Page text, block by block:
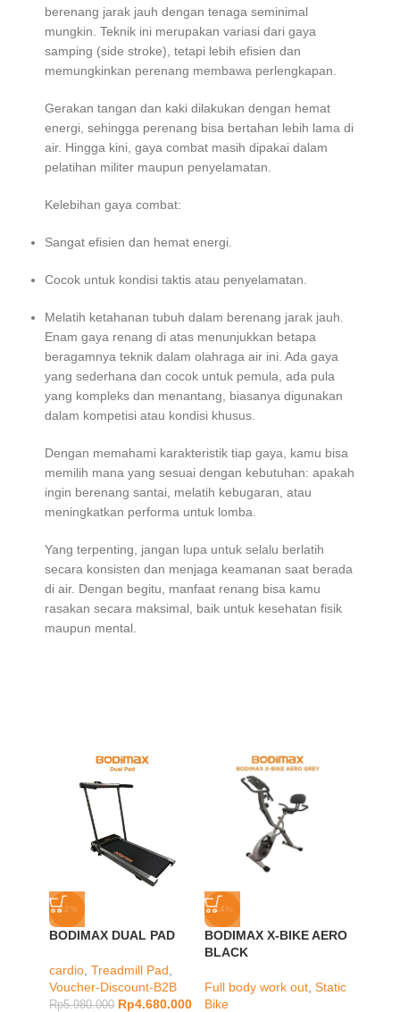
berenang jarak jauh dengan tenaga seminimal
mungkin. Teknik ini merupakan variasi dari gaya
samping (side stroke), tetapi lebih efisien dan
memungkinkan perenang membawa perlengkapan.
Gerakan tangan dan kaki dilakukan dengan hemat
energi, sehingga perenang bisa bertahan lebih lama di
air. Hingga kini, gaya combat masih dipakai dalam
pelatihan militer maupun penyelamatan.
Kelebihan gaya combat:
Sangat efisien dan hemat energi.
Cocok untuk kondisi taktis atau penyelamatan.
Melatih ketahanan tubuh dalam berenang jarak jauh.
Enam gaya renang di atas menunjukkan betapa
beragamnya teknik dalam olahraga air ini. Ada gaya
yang sederhana dan cocok untuk pemula, ada pula
yang kompleks dan menantang, biasanya digunakan
dalam kompetisi atau kondisi khusus.
Dengan memahami karakteristik tiap gaya, kamu bisa
memilih mana yang sesuai dengan kebutuhan: apakah
ingin berenang santai, melatih kebugaran, atau
meningkatkan performa untuk lomba.
Yang terpenting, jangan lupa untuk selalu berlatih
secara konsisten dan menjaga keamanan saat berada
di air. Dengan begitu, manfaat renang bisa kamu
rasakan secara maksimal, baik untuk kesehatan fisik
maupun mental.
-22%
BODIMAX DUAL PAD
cardio Treadmill Pad
Voucher-Discount-B2B
Rp5.980.000 Rp4.680.000
-14%
BODIMAX X-BIKE AERO
BLACK
Full body work out Static
Bike